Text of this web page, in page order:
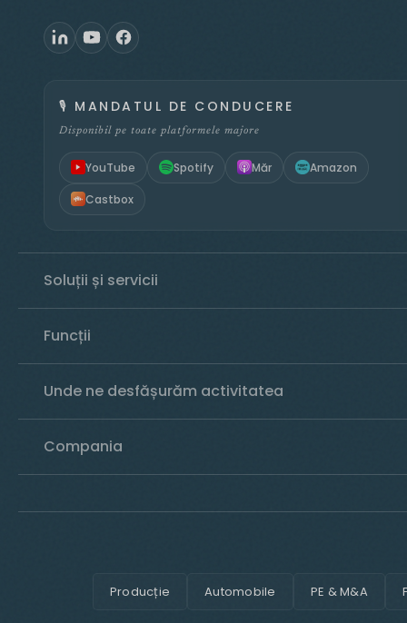
🎙️ MANDATUL DE CONDUCERE
Disponibil pe toate platformele majore
YouTube Spotify Măr Amazon
Castbox
Soluții și servicii
Funcții
Unde ne desfășurăm activitatea
Compania
Producție Automobile PE & M&A